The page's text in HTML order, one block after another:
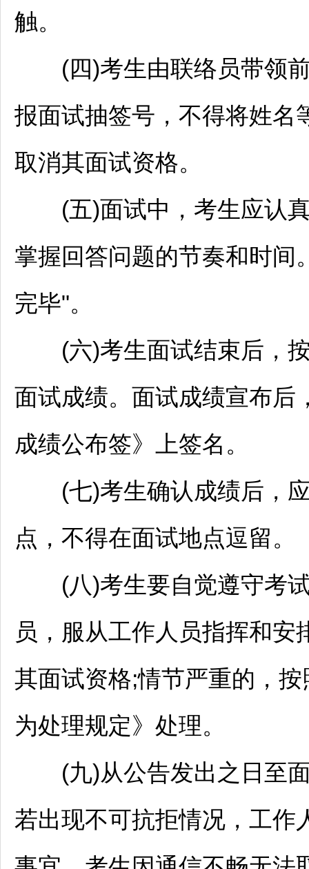
触。
(四)考生由联络员带领前
报面试抽签号，不得将姓名
取消其面试资格。
(五)面试中，考生应认真
掌握回答问题的节奏和时间
完毕"。
(六)考生面试结束后，按
面试成绩。面试成绩宣布后
成绩公布签》上签名。
(七)考生确认成绩后，应
点，不得在面试地点逗留。
(八)考生要自觉遵守考试
员，服从工作人员指挥和
其面试资格;情节严重的，按
为处理规定》处理。
(九)从公告发出之日至面
若出现不可抗拒情况，工作